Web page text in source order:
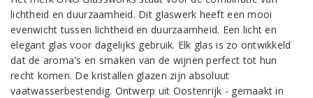
lichtheid en duurzaamheid. Dit glaswerk heeft een mooi
evenwicht tussen lichtheid en duurzaamheid. Een licht en
elegant glas voor dagelijks gebruik. Elk glas is zo ontwikkeld
dat de aroma's en smaken van de wijnen perfect tot hun
recht komen. De kristallen glazen zijn absoluut
vaatwasserbestendig. Ontwerp uit Oostenrijk - gemaakt in